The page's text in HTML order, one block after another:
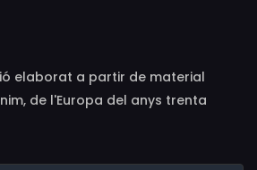
elaborat a partir de material
de l'Europa del anys trenta
de gènere encarnada en